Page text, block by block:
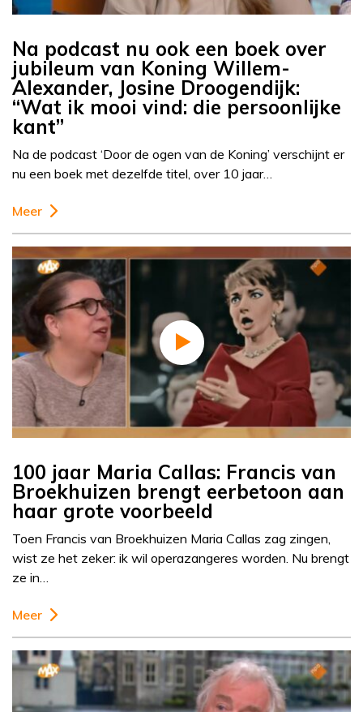
Na podcast nu ook een boek over
jubileum van Koning Willem-
Alexander, Josine Droogendijk:
“Wat ik mooi vind: die persoonlijke
kant”
Na de podcast ‘Door de ogen van de Koning’ verschijnt er
nu een boek met dezelfde titel, over 10 jaar…
Meer
100 jaar Maria Callas: Francis van
Broekhuizen brengt eerbetoon aan
haar grote voorbeeld
Toen Francis van Broekhuizen Maria Callas zag zingen,
wist ze het zeker: ik wil operazangeres worden. Nu brengt
ze in…
Meer